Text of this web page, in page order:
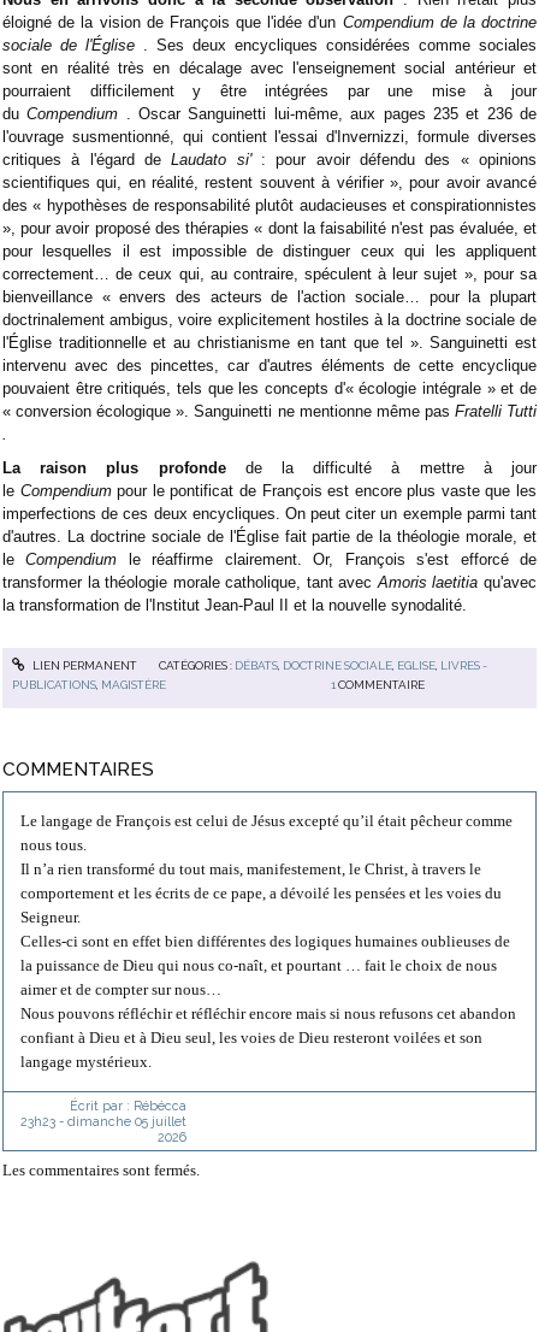
éloigné de la vision de François que l'idée d'un Compendium de la doctrine
sociale de l'Église . Ses deux encycliques considérées comme sociales
sont en réalité très en décalage avec l'enseignement social antérieur et
pourraient difficilement y être intégrées par une mise à jour
duCompendium . Oscar Sanguinetti lui-même, aux pages 235 et 236 de
l'ouvrage susmentionné, qui contient l'essai d'Invernizzi, formule diverses
critiques à l'égard deLaudato si': pour avoir défendu des « opinions
scientifiques qui, en réalité, restent souvent à vérifier », pour avoir avancé
des « hypothèses de responsabilité plutôt audacieuses et conspirationnistes
», pour avoir proposé des thérapies « dont la faisabilité n'est pas évaluée, et
pour lesquelles il est impossible de distinguer ceux qui les appliquent
correctement… de ceux qui, au contraire, spéculent à leur sujet », pour sa
bienveillance « envers des acteurs de l'action sociale… pour la plupart
doctrinalement ambigus, voire explicitement hostiles à la doctrine sociale de
l'Église traditionnelle et au christianisme en tant que tel ». Sanguinetti est
intervenu avec des pincettes, car d'autres éléments de cette encyclique
pouvaient être critiqués, tels que les concepts d'« écologie intégrale » et de
« conversion écologique ». Sanguinetti ne mentionne même pas Fratelli Tutti
.
La raison plus profondede la difficulté à mettre à jour
le Compendiumpour le pontificat de François est encore plus vaste que les
imperfections de ces deux encycliques. On peut citer un exemple parmi tant
d'autres. La doctrine sociale de l'Église fait partie de la théologie morale, et
leCompendium le réaffirme clairement. Or, François s'est efforcé de
transformer la théologie morale catholique, tant avec Amoris laetitia qu'avec
la transformation de l'Institut Jean-Paul II et la nouvelle synodalité.
LIEN PERMANENT CATÉGORIES : DÉBATS, DOCTRINE SOCIALE, EGLISE, LIVRES -
PUBLICATIONS MAGISTÈRE 1 COMMENTAIRE
COMMENTAIRES
Le langage de François est celui de Jésus excepté qu’il était pêcheur comme
nous tous.
Il n’a rien transformé du tout mais, manifestement, le Christ, à travers le
comportement et les écrits de ce pape, a dévoilé les pensées et les voies du
Seigneur.
Celles-ci sont en effet bien différentes des logiques humaines oublieuses de
la puissance de Dieu qui nous co-naît, et pourtant … fait le choix de nous
aimer et de compter sur nous…
Nous pouvons réfléchir et réfléchir encore mais si nous refusons cet abandon
confiant à Dieu et à Dieu seul, les voies de Dieu resteront voilées et son
langage mystérieux.
Écrit par : Rébécca
23h23- dimanche 05 juillet
2026
Les commentaires sont fermés.